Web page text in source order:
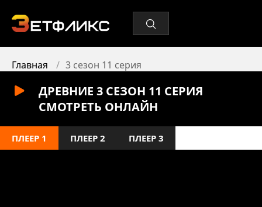
Главная 3 сезон 11 серия
ДРЕВНИЕ 3 СЕЗОН 11 СЕРИЯ
СМОТРЕТЬ ОНЛАЙН
ПЛЕЕР 1 ПЛЕЕР 2 ПЛЕЕР 3